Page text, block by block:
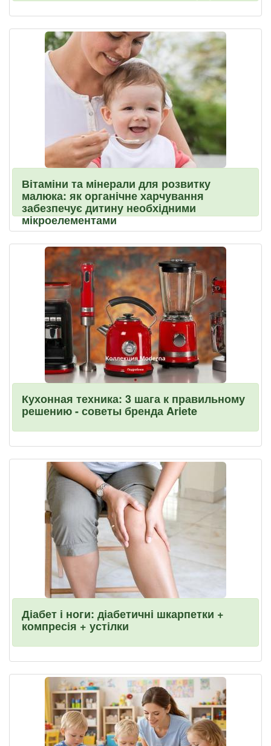
Вітаміни та мінерали для розвитку
малюка: як органічне харчування
забезпечує дитину необхідними
мікроелементами
Кухонная техника: 3 шага к правильному
решению - советы бренда Ariete
Діабет і ноги: діабетичні шкарпетки +
компресія + устілки